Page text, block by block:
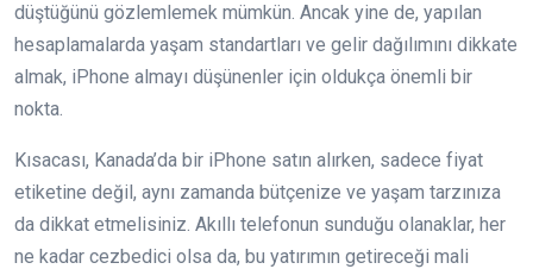
düştüğünü gözlemlemek mümkün. Ancak yine de, yapılan
hesaplamalarda yaşam standartları ve gelir dağılımını dikkate
almak, iPhone almayı düşünenler için oldukça önemli bir
nokta.
Kısacası, Kanada’da bir iPhone satın alırken, sadece fiyat
etiketine değil, aynı zamanda bütçenize ve yaşam tarzınıza
da dikkat etmelisiniz. Akıllı telefonun sunduğu olanaklar, her
ne kadar cezbedici olsa da, bu yatırımın getireceği mali